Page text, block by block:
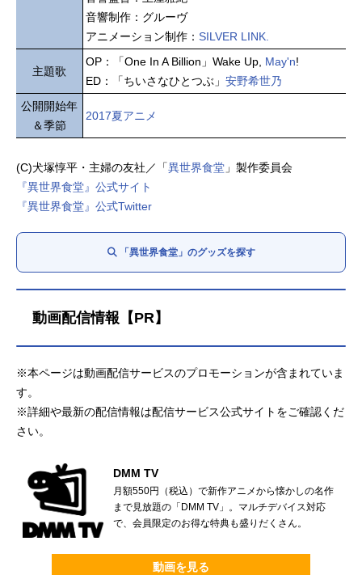
音響制作：グルーヴ
アニメーション制作： SILVER LINK.
主題歌
OP：「One In A Billion」Wake Up, May'n!
ED：「ちいさなひとつぶ」 安野希世乃
公開開始年
＆季節
2017夏アニメ
(C)犬塚惇平・主婦の友社／「異世界食堂 」製作委員会
『異世界食堂』公式サイト
『異世界食堂』公式Twitter
「異世界食堂」のグッズを探す
動画配信情報【PR】
※本ページは動画配信サービスのプロモーションが含まれていま
す。
※詳細や最新の配信情報は配信サービス公式サイトをご確認くだ
さい。
DMM TV
月額550円（税込）で新作アニメから懐かしの名作
まで見放題の「DMM TV」。マルチデバイス対応
で、会員限定のお得な特典も盛りだくさん。
動画を見る